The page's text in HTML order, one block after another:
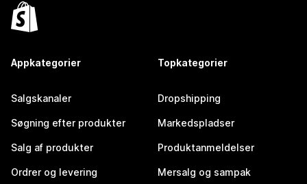
Appkategorier
Salgskanaler
Søgning efter produkter
Salg af produkter
Ordrer og levering
Topkategorier
Dropshipping
Markedspladser
Produktanmeldelser
Mersalg og sampak